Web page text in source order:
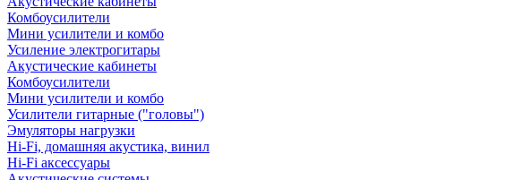
Комбоусилители
Мини усилители и комбо
Усиление электрогитары
Акустические кабинеты
Комбоусилители
Мини усилители и комбо
Усилители гитарные ("головы")
Эмуляторы нагрузки
Hi-Fi, домашняя акустика, винил
Hi-Fi аксессуары